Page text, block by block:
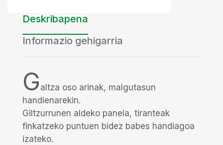
Deskribapena
Informazio gehigarria
G altza oso arinak, malgutasun
handienarekin.
Giltzurrunen aldeko panela, tiranteak
finkatzeko puntuen bidez babes handiagoa
izateko.